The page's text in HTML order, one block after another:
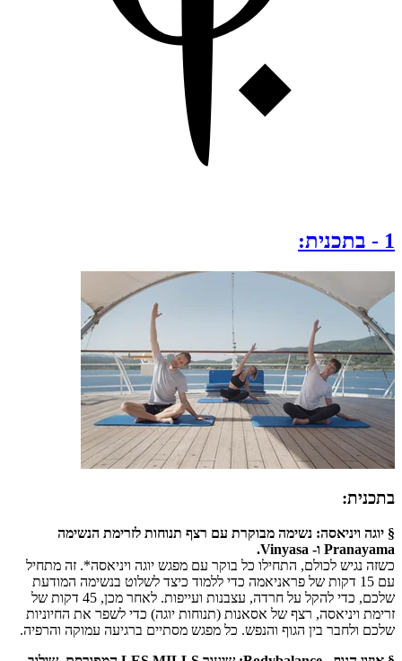
1
- בתכנית:
בתכנית:
§ יוגה ויניאסה: נשימה מבוקרת עם רצף תנוחות לזרימת הנשימה
Pranayama ו- Vinyasa.
כשזה נגיש לכולם, התחילו כל בוקר עם מפגש יוגה ויניאסה*. זה מתחיל
עם 15 דקות של פראניאמה כדי ללמוד כיצד לשלוט בנשימה המודעת
שלכם, כדי להקל על חרדה, עצבנות ועייפות. לאחר מכן, 45 דקות של
זרימת ויניאסה, רצף של אסאנות (תנוחות יוגה) כדי לשפר את החיוניות
שלכם ולחבר בין הגוף והנפש. כל מפגש מסתיים ברגיעה עמוקה והרפיה.